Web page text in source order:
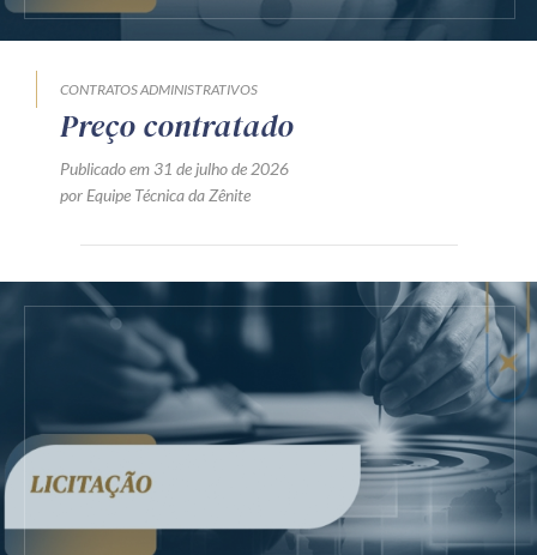
CONTRATOS ADMINISTRATIVOS
Preço contratado
Publicado em 31 de julho de 2026
por Equipe Técnica da Zênite